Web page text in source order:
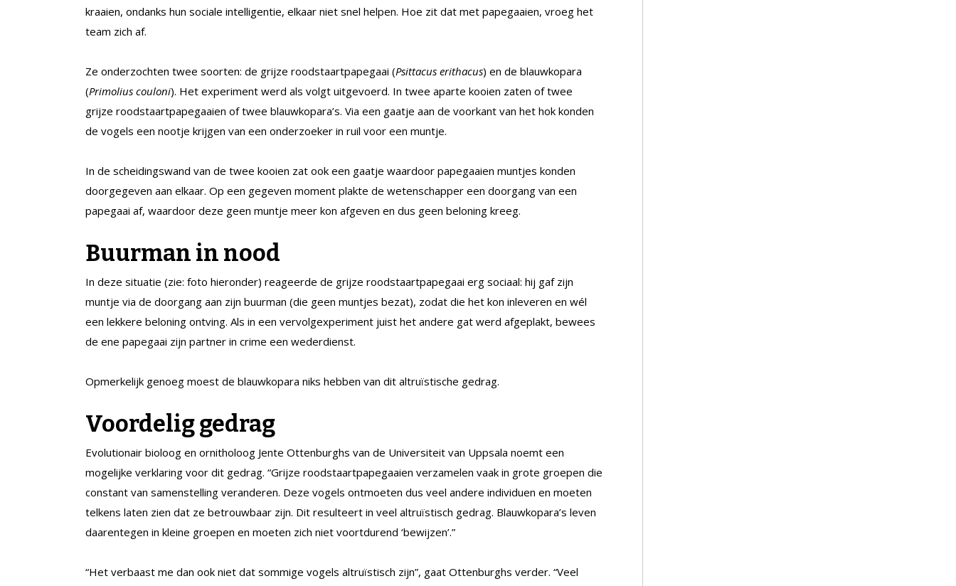
kraaien, ondanks hun sociale intelligentie, elkaar niet snel helpen. Hoe zit dat met papegaaien, vroeg het
team zich af.
Ze onderzochten twee soorten: de grijze roodstaartpapegaai (Psittacus erithacus) en de blauwkopara
(Primolius couloni). Het experiment werd als volgt uitgevoerd. In twee aparte kooien zaten of twee
grijze roodstaartpapegaaien of twee blauwkopara’s. Via een gaatje aan de voorkant van het hok konden
de vogels een nootje krijgen van een onderzoeker in ruil voor een muntje.
In de scheidingswand van de twee kooien zat ook een gaatje waardoor papegaaien muntjes konden
doorgegeven aan elkaar. Op een gegeven moment plakte de wetenschapper een doorgang van een
papegaai af, waardoor deze geen muntje meer kon afgeven en dus geen beloning kreeg.
Buurman in nood
In deze situatie (zie: foto hieronder) reageerde de grijze roodstaartpapegaai erg sociaal: hij gaf zijn
muntje via de doorgang aan zijn buurman (die geen muntjes bezat), zodat die het kon inleveren en wél
een lekkere beloning ontving. Als in een vervolgexperiment juist het andere gat werd afgeplakt, bewees
de ene papegaai zijn partner in crime een wederdienst.
Opmerkelijk genoeg moest de blauwkopara niks hebben van dit altruïstische gedrag.
Voordelig gedrag
Evolutionair bioloog en ornitholoog Jente Ottenburghs van de Universiteit van Uppsala noemt een
mogelijke verklaring voor dit gedrag. “Grijze roodstaartpapegaaien verzamelen vaak in grote groepen die
constant van samenstelling veranderen. Deze vogels ontmoeten dus veel andere individuen en moeten
telkens laten zien dat ze betrouwbaar zijn. Dit resulteert in veel altruïstisch gedrag. Blauwkopara’s leven
daarentegen in kleine groepen en moeten zich niet voortdurend ‘bewijzen’.”
“Het verbaast me dan ook niet dat sommige vogels altruïstisch zijn”, gaat Ottenburghs verder. “Veel